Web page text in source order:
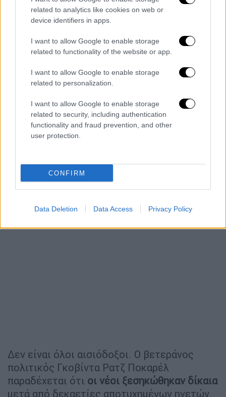
related to analytics like cookies on web or
device identifiers in apps.
I want to allow Google to enable storage
related to functionality of the website or app.
I want to allow Google to enable storage
related to personalization.
I want to allow Google to enable storage
related to security, including authentication
functionality and fraud prevention, and other
user protection.
CONFIRM
Data Deletion Data Access Privacy Policy
στα social media: «Ιστορική μέρα για το
Νεπάλ», έγραψε η ομάδα Project Abhaya.
Η πρώτη γυναίκα πρωθυπουργός
, η έντιμη
Σουσίλα Κάρκι, αναλαμβάνει. Μια νίκη
χτισμένη με θάρρος, ακεραιότητα και τις
θυσίες των μαρτύρων μας».
Μπορεί η Gen Z να κυβερνήσει;
Δεν είναι όλοι αισιόδοξοι. Ο βετεράνος
πολιτικός Γκοβίντα Ρατζ Ποκαρέλ
παραδέχεται ότι οι νέοι ξεσηκώθηκαν δίκαια
μετά από δεκαετίες αποτυχημένων ηγετών.